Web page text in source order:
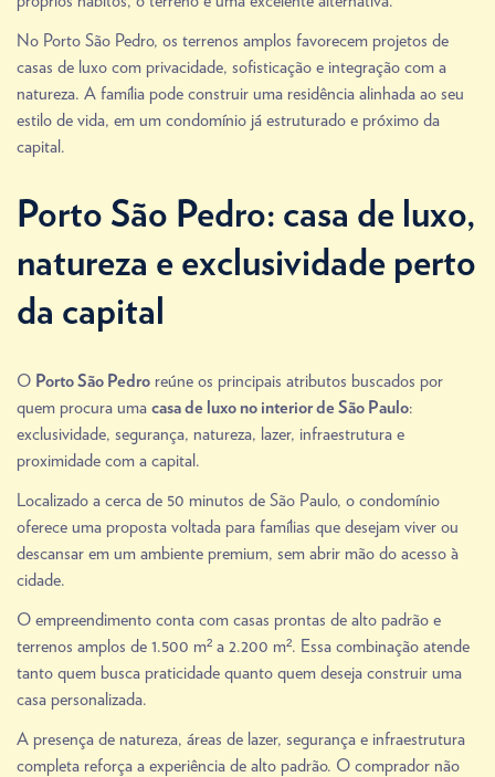
No Porto São Pedro, os terrenos amplos favorecem projetos de
casas de luxo com privacidade, sofisticação e integração com a
natureza. A família pode construir uma residência alinhada ao seu
estilo de vida, em um condomínio já estruturado e próximo da
capital.
Porto São Pedro: casa de luxo,
natureza e exclusividade perto
da capital
O Porto São Pedro reúne os principais atributos buscados por
quem procura uma casa de luxo no interior de São Paulo:
exclusividade, segurança, natureza, lazer, infraestrutura e
proximidade com a capital.
Localizado a cerca de 50 minutos de São Paulo, o condomínio
oferece uma proposta voltada para famílias que desejam viver ou
descansar em um ambiente premium, sem abrir mão do acesso à
cidade.
O empreendimento conta com casas prontas de alto padrão e
terrenos amplos de 1.500 m² a 2.200 m². Essa combinação atende
tanto quem busca praticidade quanto quem deseja construir uma
casa personalizada.
A presença de natureza, áreas de lazer, segurança e infraestrutura
completa reforça a experiência de alto padrão. O comprador não